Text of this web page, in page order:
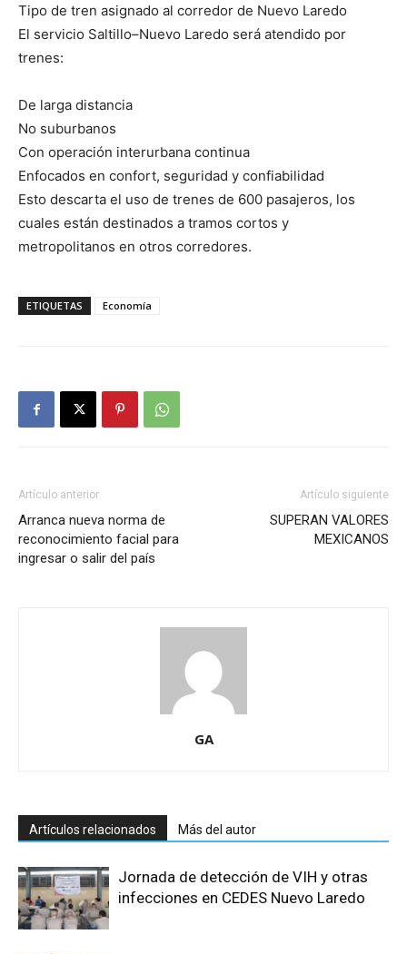
Tipo de tren asignado al corredor de Nuevo Laredo
El servicio Saltillo–Nuevo Laredo será atendido por
trenes:
De larga distancia
No suburbanos
Con operación interurbana continua
Enfocados en confort, seguridad y confiabilidad
Esto descarta el uso de trenes de 600 pasajeros, los
cuales están destinados a tramos cortos y
metropolitanos en otros corredores.
ETIQUETAS Economía
Artículo anterior
Arranca nueva norma de
reconocimiento facial para
ingresar o salir del país
Artículo siguiente
SUPERAN VALORES
MEXICANOS
GA
Artículos relacionados Más del autor
Jornada de detección de VIH y otras
infecciones en CEDES Nuevo Laredo